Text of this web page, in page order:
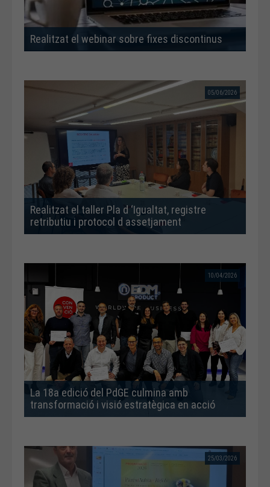
Realitzat el webinar sobre fixes discontinus
05/06/2026
Realitzat el taller Pla d ‘Igualtat, registre
retributiu i protocol d assetjament
10/04/2026
La 18a edició del PdGE culmina amb
transformació i visió estratègica en acció
25/03/2026